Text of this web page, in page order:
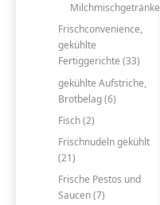
Milchmischgetränke
Frischconvenience,
gekühlte
Fertiggerichte (33)
gekühlte Aufstriche,
Brotbelag (6)
Fisch (2)
Frischnudeln gekühlt
(21)
Frische Pestos und
Saucen (7)